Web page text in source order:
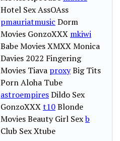
Hotel Sex AssOAss
pmauriatmusic Dorm
Movies GonzoXXX mkiwi
Babe Movies XMXX Monica
Davies 2022 Fingering
Movies Tiava proxyBig Tits
Porn Aloha Tube
astroempiresDildo Sex
GonzoXXXt10Blonde
Movies Beauty Girl Sexb
Club Sex Xtube